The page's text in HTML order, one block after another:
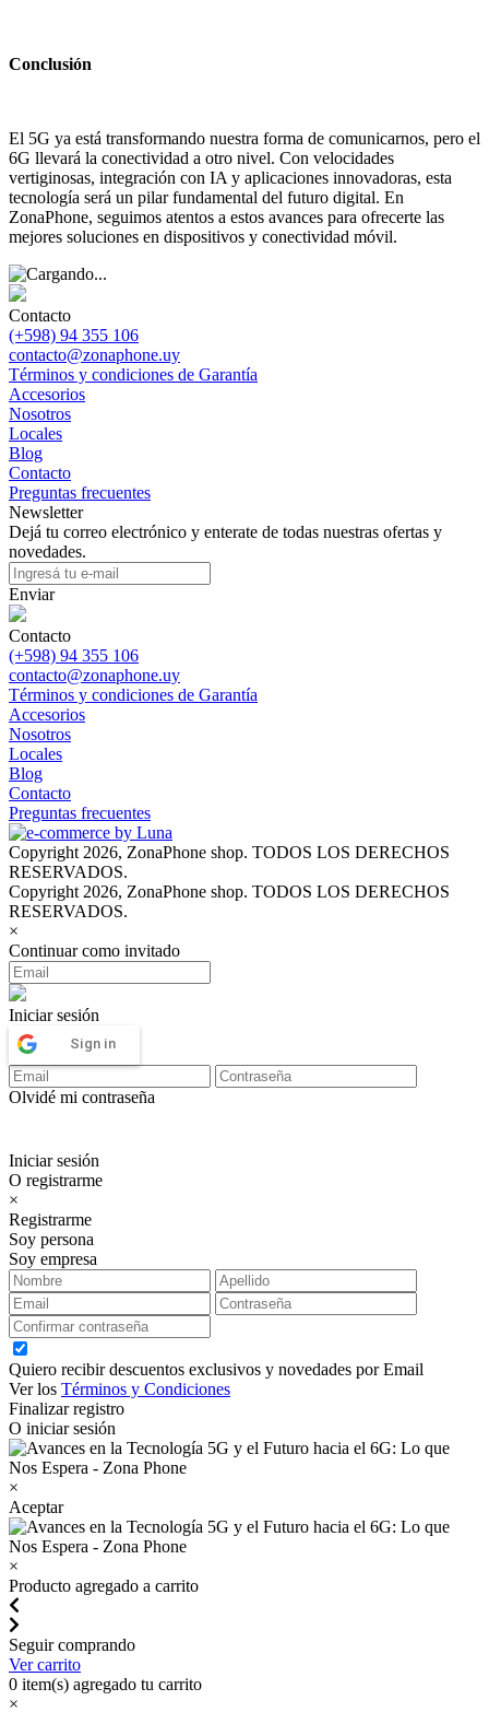
Conclusión
El 5G ya está transformando nuestra forma de comunicarnos, pero el
6G llevará la conectividad a otro nivel. Con velocidades
vertiginosas, integración con IA y aplicaciones innovadoras, esta
tecnología será un pilar fundamental del futuro digital. En
ZonaPhone, seguimos atentos a estos avances para ofrecerte las
mejores soluciones en dispositivos y conectividad móvil.
Contacto
(+598) 94 355 106
contacto@zonaphone.uy
Términos y condiciones de Garantía
Accesorios
Nosotros
Locales
Blog
Contacto
Preguntas frecuentes
Newsletter
Dejá tu correo electrónico y enterate de todas nuestras ofertas y
novedades.
Enviar
Contacto
(+598) 94 355 106
contacto@zonaphone.uy
Términos y condiciones de Garantía
Accesorios
Nosotros
Locales
Blog
Contacto
Preguntas frecuentes
Copyright 2026, ZonaPhone shop. TODOS LOS DERECHOS
RESERVADOS.
Copyright 2026, ZonaPhone shop. TODOS LOS DERECHOS
RESERVADOS.
×
Continuar como invitado
Iniciar sesión
Sign in
Olvidé mi contraseña
Iniciar sesión
O registrarme
×
Registrarme
Soy persona
Soy empresa
Quiero recibir descuentos exclusivos y novedades por Email
Ver los Términos y Condiciones
Finalizar registro
O iniciar sesión
×
Aceptar
×
Producto agregado a carrito
Seguir comprando
Ver carrito
0 item(s) agregado tu carrito
×